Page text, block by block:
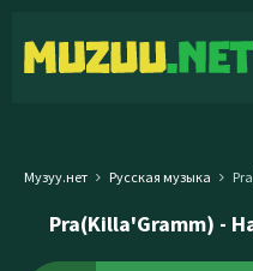
Музуу.нет Русская музыка
Pra(Killa'Gramm) -